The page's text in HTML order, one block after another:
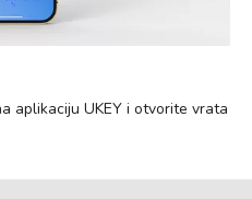
aplikaciju UKEY i otvorite vrata